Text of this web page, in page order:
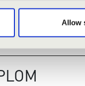
Allow
végző cég: